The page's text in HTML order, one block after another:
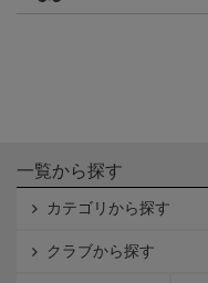
一覧から探す
カテゴリから探す
クラブから探す